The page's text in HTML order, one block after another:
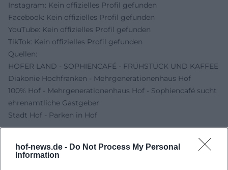
hof-news.de - Do Not Process My Personal
Information
Instagram: Kein offizielles Profil gefunden
Facebook: Kein offizielles Profil gefunden
YouTube: Kein offizielles Profil gefunden
TikTok: Kein offizielles Profil gefunden
Quellen:
HOFER LAND - SOPHIENCAFÉ - FRÜHSTÜCK UND KAFFEE
Diakonie Hochfranken - Mehrgenerationenhaus Hof
100% Hof - Mehrgenerationenhaus Hof - Sophiencafé sucht
ehrenamtliche Gastgeber
Stadt Hof - Parken in Hof